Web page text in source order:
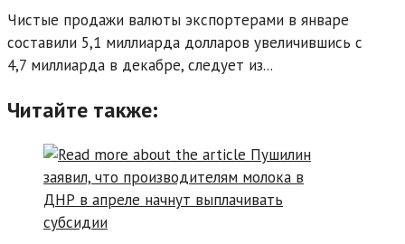
Чистые продажи валюты экспортерами в январе
составили 5,1 миллиарда долларов увеличившись с
4,7 миллиарда в декабре, следует из...
Читайте также: